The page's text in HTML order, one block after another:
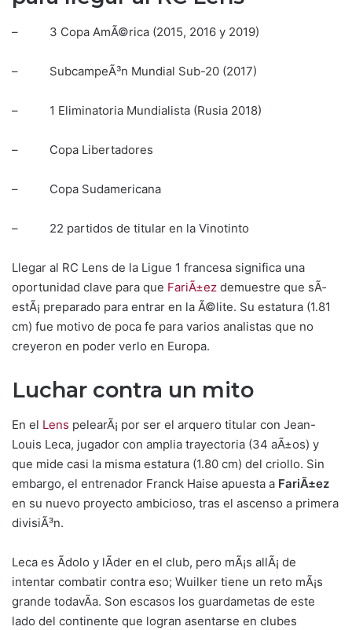
– 3 Copa AmÃ©rica (2015, 2016 y 2019)
– SubcampeÃ³n Mundial Sub-20 (2017)
– 1 Eliminatoria Mundialista (Rusia 2018)
– Copa Libertadores
– Copa Sudamericana
– 22 partidos de titular en la Vinotinto
Llegar al RC Lens de la Ligue 1 francesa significa una
oportunidad clave para que FariÃ±ez demuestre que sÃ­
estÃ¡ preparado para entrar en la Ã©lite. Su estatura (1.81
cm) fue motivo de poca fe para varios analistas que no
creyeron en poder verlo en Europa.
Luchar contra un mito
En el Lens pelearÃ¡ por ser el arquero titular con Jean-
Louis Leca, jugador con amplia trayectoria (34 aÃ±os) y
que mide casi la misma estatura (1.80 cm) del criollo. Sin
embargo, el entrenador Franck Haise apuesta a FariÃ±ez
en su nuevo proyecto ambicioso, tras el ascenso a primera
divisiÃ³n.
Leca es Ã­dolo y lÃ­der en el club, pero mÃ¡s allÃ¡ de
intentar combatir contra eso; Wuilker tiene un reto mÃ¡s
grande todavÃ­a. Son escasos los guardametas de este
lado del continente que logran asentarse en clubes